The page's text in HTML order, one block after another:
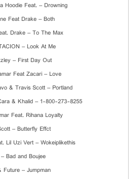
Hoodie Feat. – Drowning
Feat Drake – Both
Drake – To The Max
– Look At Me
– First Day Out
Feat Zacari – Love.
& Travis Scott – Portland
& Khalid – 1-800-273-8255
Feat. Rihana Loyalty.
– Butterfly Effct
Lil Uzi Vert – Wokeiplikethis*
Bad and Boujee
Future – Jumpman